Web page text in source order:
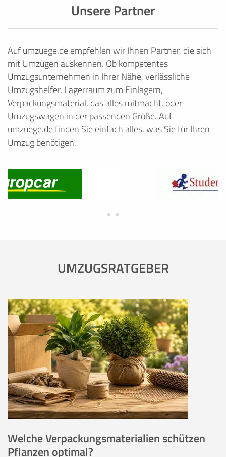
Unsere Partner
Auf umzuege.de empfehlen wir Ihnen Partner, die sich
mit Umzügen auskennen. Ob kompetentes
Umzugsunternehmen in Ihrer Nähe, verlässliche
Umzugshelfer, Lagerraum zum Einlagern,
Verpackungsmaterial, das alles mitmacht, oder
Umzugswagen in der passenden Größe. Auf
umzuege.de finden Sie einfach alles, was Sie für Ihren
Umzug benötigen.
UMZUGSRATGEBER
Welche Verpackungsmaterialien schützen
Pflanzen optimal?